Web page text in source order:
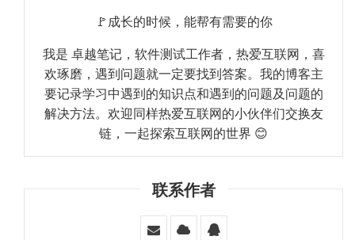
🚩成长的时候，能帮有需要的你
我是 卓越笔记，软件测试工作者，热爱互联网，喜
欢琢磨，遇到问题就一定要找到答案。我的博客主
要记录学习中遇到的知识点和遇到的问题及问题的
解决方法。欢迎同样热爱互联网的小伙伴们交换友
链，一起探索互联网的世界 😊
联系作者